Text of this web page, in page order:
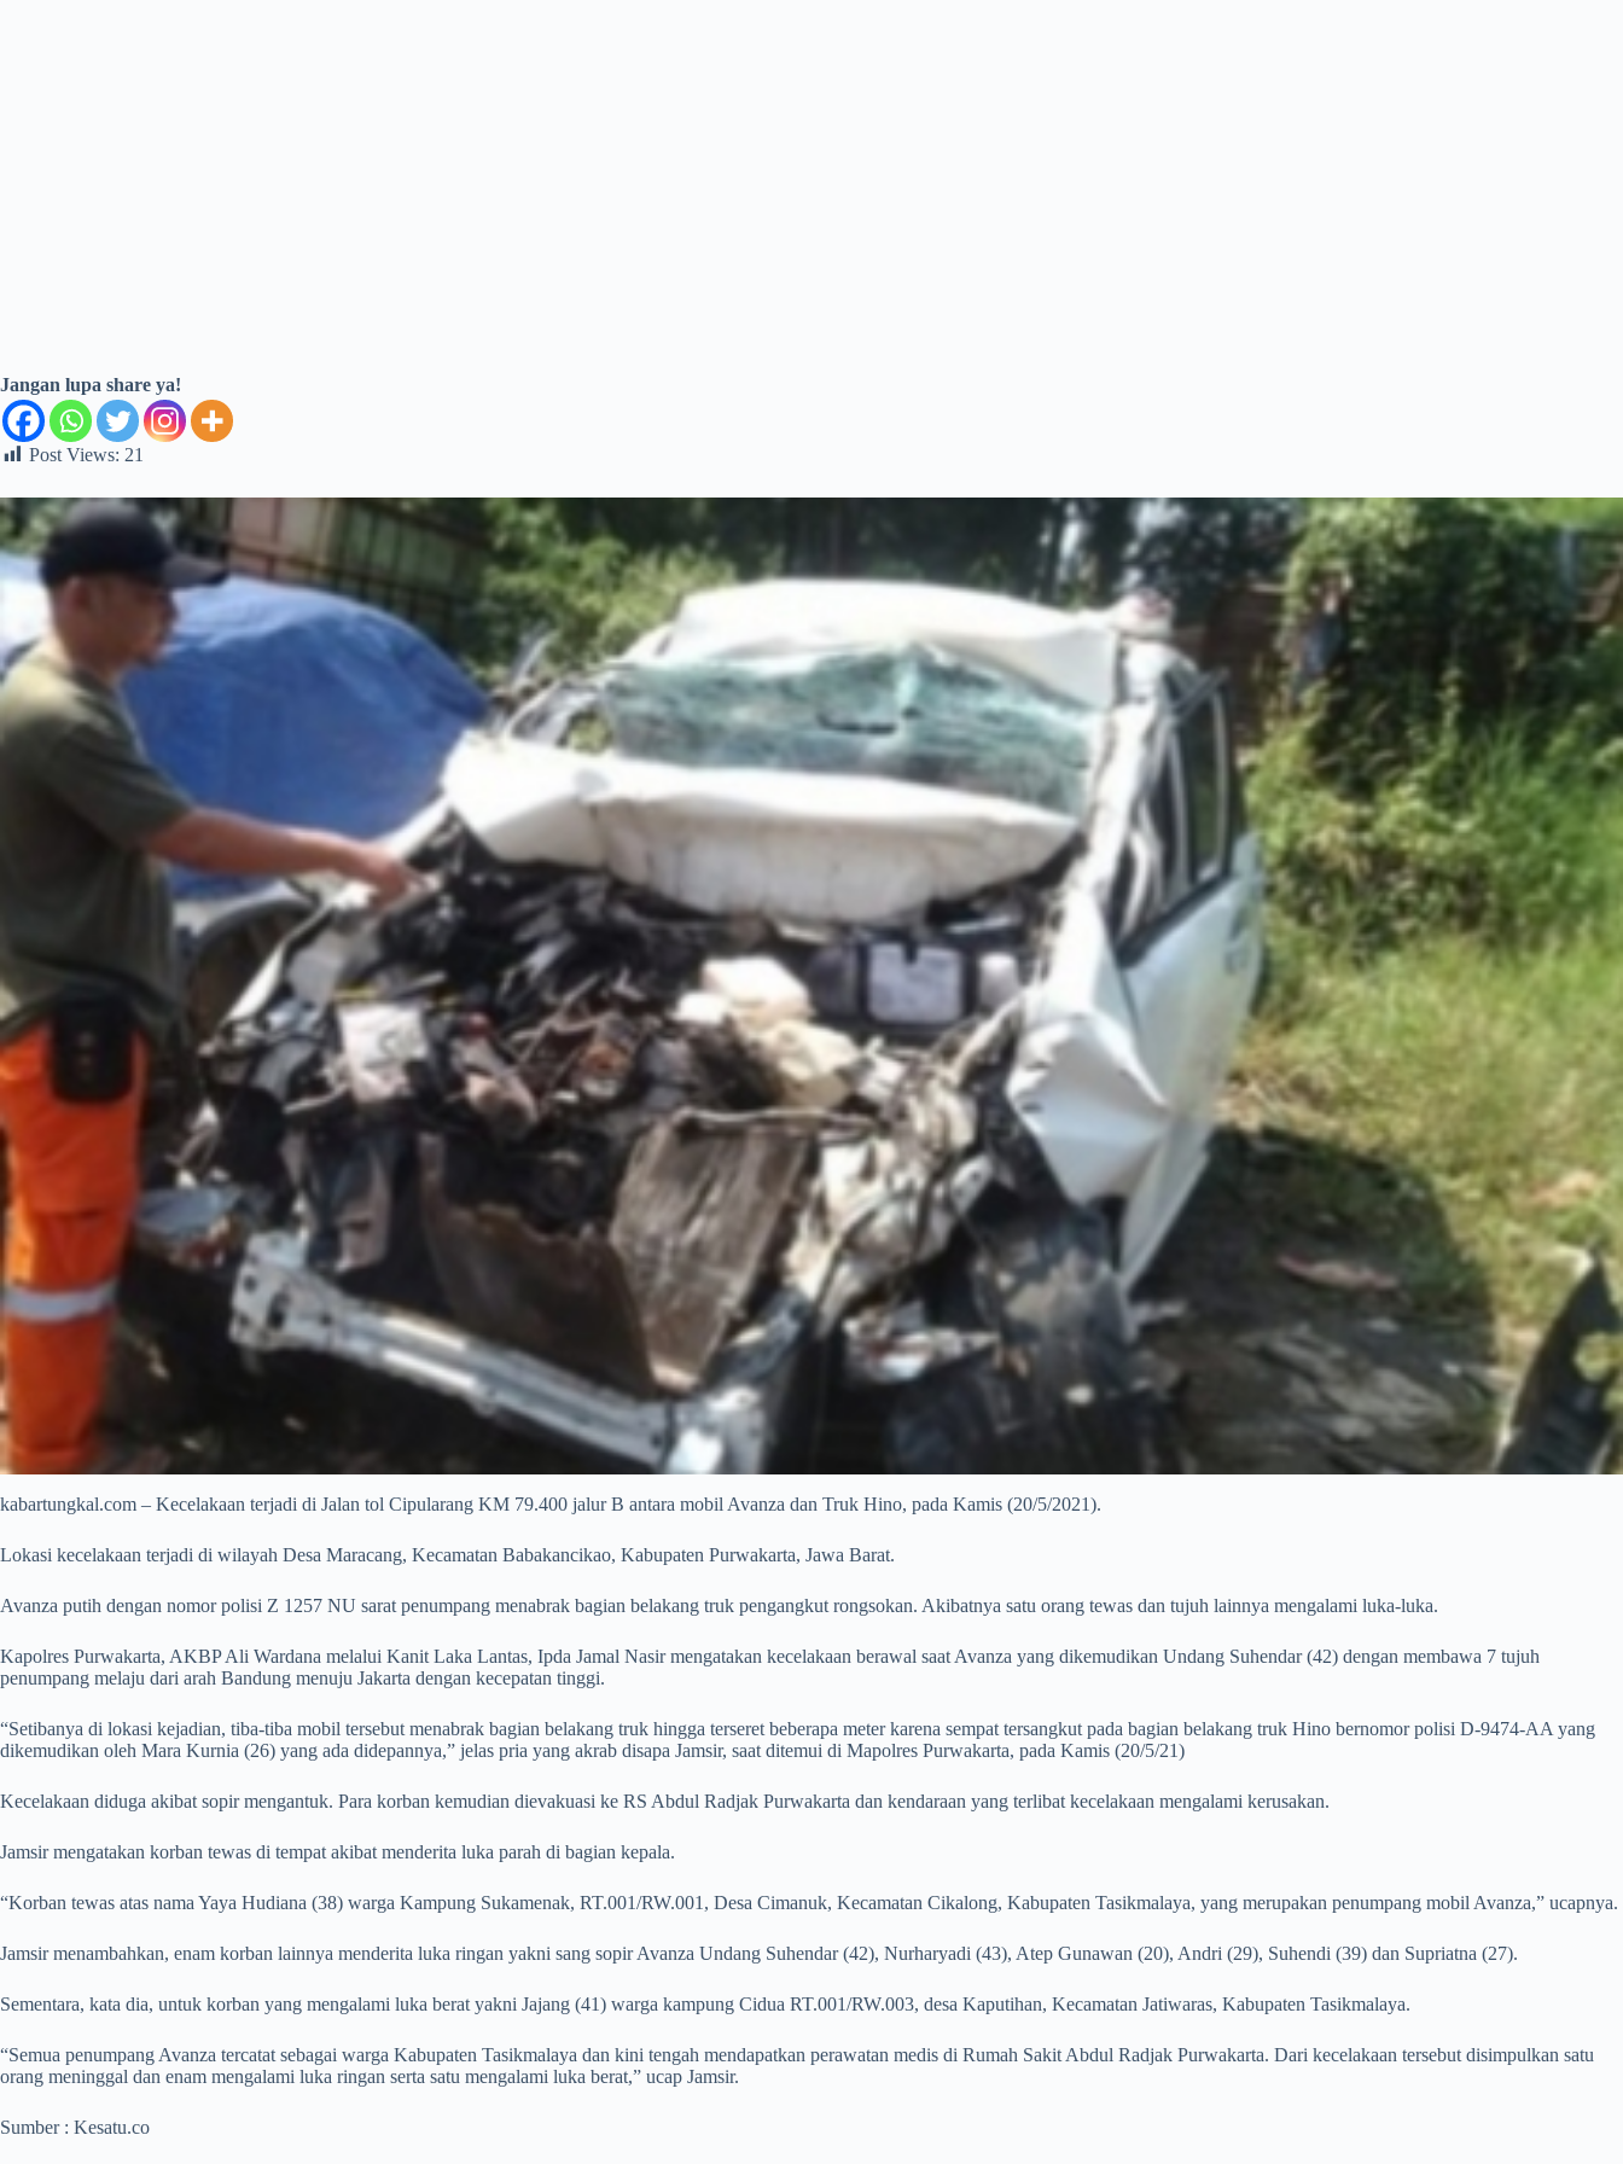
Jangan lupa share ya!
Post Views: 21
kabartungkal.com – Kecelakaan terjadi di Jalan tol Cipularang KM 79.400 jalur B antara mobil Avanza dan Truk Hino, pada Kamis (20/5/2021).
Lokasi kecelakaan terjadi di wilayah Desa Maracang, Kecamatan Babakancikao, Kabupaten Purwakarta, Jawa Barat.
Avanza putih dengan nomor polisi Z 1257 NU sarat penumpang menabrak bagian belakang truk pengangkut rongsokan. Akibatnya satu orang tewas dan tujuh lainnya mengalami luka-luka.
Kapolres Purwakarta, AKBP Ali Wardana melalui Kanit Laka Lantas, Ipda Jamal Nasir mengatakan kecelakaan berawal saat Avanza yang dikemudikan Undang Suhendar (42) dengan membawa 7 tujuh
penumpang melaju dari arah Bandung menuju Jakarta dengan kecepatan tinggi.
“Setibanya di lokasi kejadian, tiba-tiba mobil tersebut menabrak bagian belakang truk hingga terseret beberapa meter karena sempat tersangkut pada bagian belakang truk Hino bernomor polisi D-9474-AA yang
dikemudikan oleh Mara Kurnia (26) yang ada didepannya,” jelas pria yang akrab disapa Jamsir, saat ditemui di Mapolres Purwakarta, pada Kamis (20/5/21)
Kecelakaan diduga akibat sopir mengantuk. Para korban kemudian dievakuasi ke RS Abdul Radjak Purwakarta dan kendaraan yang terlibat kecelakaan mengalami kerusakan.
Jamsir mengatakan korban tewas di tempat akibat menderita luka parah di bagian kepala.
“Korban tewas atas nama Yaya Hudiana (38) warga Kampung Sukamenak, RT.001/RW.001, Desa Cimanuk, Kecamatan Cikalong, Kabupaten Tasikmalaya, yang merupakan penumpang mobil Avanza,” ucapnya.
Jamsir menambahkan, enam korban lainnya menderita luka ringan yakni sang sopir Avanza Undang Suhendar (42), Nurharyadi (43), Atep Gunawan (20), Andri (29), Suhendi (39) dan Supriatna (27).
Sementara, kata dia, untuk korban yang mengalami luka berat yakni Jajang (41) warga kampung Cidua RT.001/RW.003, desa Kaputihan, Kecamatan Jatiwaras, Kabupaten Tasikmalaya.
“Semua penumpang Avanza tercatat sebagai warga Kabupaten Tasikmalaya dan kini tengah mendapatkan perawatan medis di Rumah Sakit Abdul Radjak Purwakarta. Dari kecelakaan tersebut disimpulkan satu
orang meninggal dan enam mengalami luka ringan serta satu mengalami luka berat,” ucap Jamsir.
Sumber : Kesatu.co